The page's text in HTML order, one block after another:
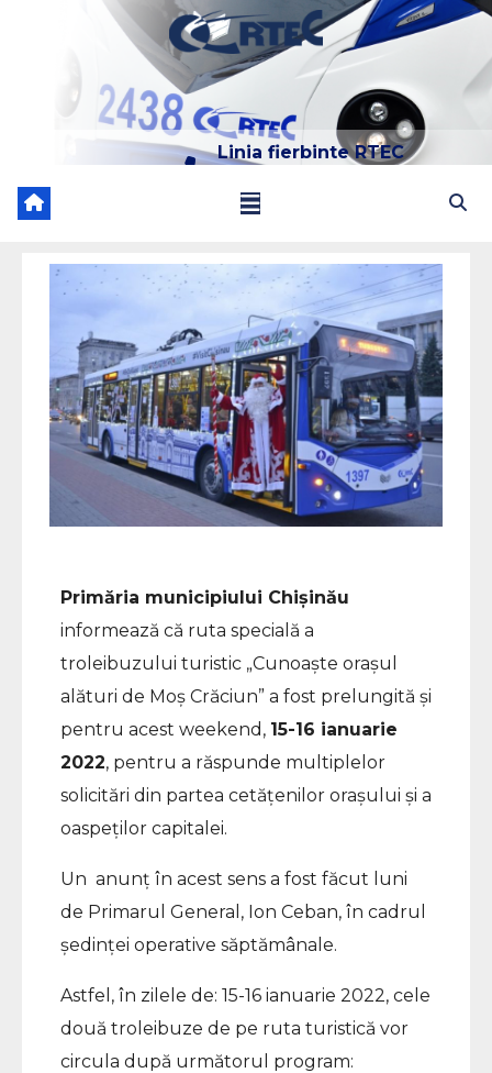
Linia fierbinte RTEC
Primăria municipiului Chișinău
informează că ruta specială a
troleibuzului turistic „Cunoaște orașul
alături de Moș Crăciun” a fost prelungită și
pentru acest weekend, 15-16 ianuarie
2022, pentru a răspunde multiplelor
solicitări din partea cetățenilor orașului și a
oaspeților capitalei.
Un anunț în acest sens a fost făcut luni
de Primarul General, Ion Ceban, în cadrul
ședinței operative săptămânale.
Astfel, în zilele de: 15-16 ianuarie 2022, cele
două troleibuze de pe ruta turistică vor
circula după următorul program: